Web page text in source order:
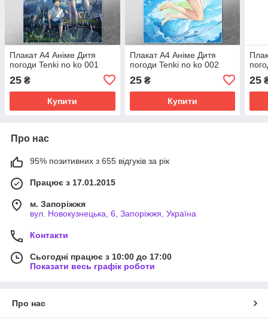
Плакат А4 Аніме Дитя
погоди Tenki no ko 001
25 ₴
Купити
Плакат А4 Аніме Дитя
погоди Tenki no ko 002
25₴
Купити
25
Про нас
95% позитивних з 655 відгуків за рік
Працює з 17.01.2015
м. Запоріжжя
вул. Новокузнецька, 6, Запоріжжя, Україна
Контакти
Сьогодні працює з 10:00 до 17:00
Показати весь графік роботи
Про нас